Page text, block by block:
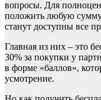
вопросы. Для
положить любую сумму
станут доступны все
Главная из них – это
30% за покупки у
в форме «баллов»,
усмотрение.